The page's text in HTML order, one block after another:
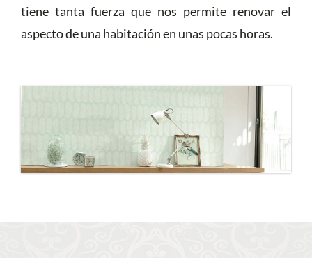
tiene tanta fuerza que nos permite renovar el
aspecto de una habitación en unas pocas horas.